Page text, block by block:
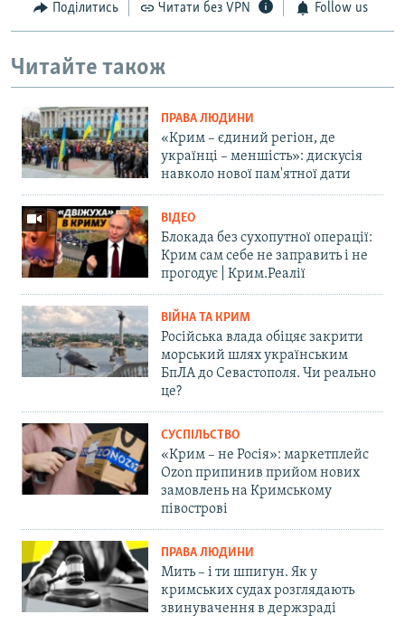
Поділитись Читати без VPN Follow us
Читайте також
ПРАВА ЛЮДИНИ
«Крим – єдиний регіон, де
українці – меншість»: дискусія
навколо нової пам'ятної дати
ВІДЕО
Блокада без сухопутної операції:
Крим сам себе не заправить і не
прогодує | Крим.Реалії
ВІЙНА ТА КРИМ
Російська влада обіцяє закрити
морський шлях українським
БпЛА до Севастополя. Чи реально
це?
СУСПІЛЬСТВО
«Крим – не Росія»: маркетплейс
Ozon припинив прийом нових
замовлень на Кримському
півострові
ПРАВА ЛЮДИНИ
Мить – і ти шпигун. Як у
кримських судах розглядають
звинувачення в держзраді